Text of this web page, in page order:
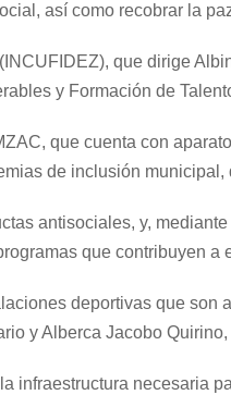
así como recobrar la
que dirige
y Formación de
que cuenta con
de inclusión
antisociales, y,
que contribuyen a
deportivas que
y Alberca Jacobo
infraestructura necesaria